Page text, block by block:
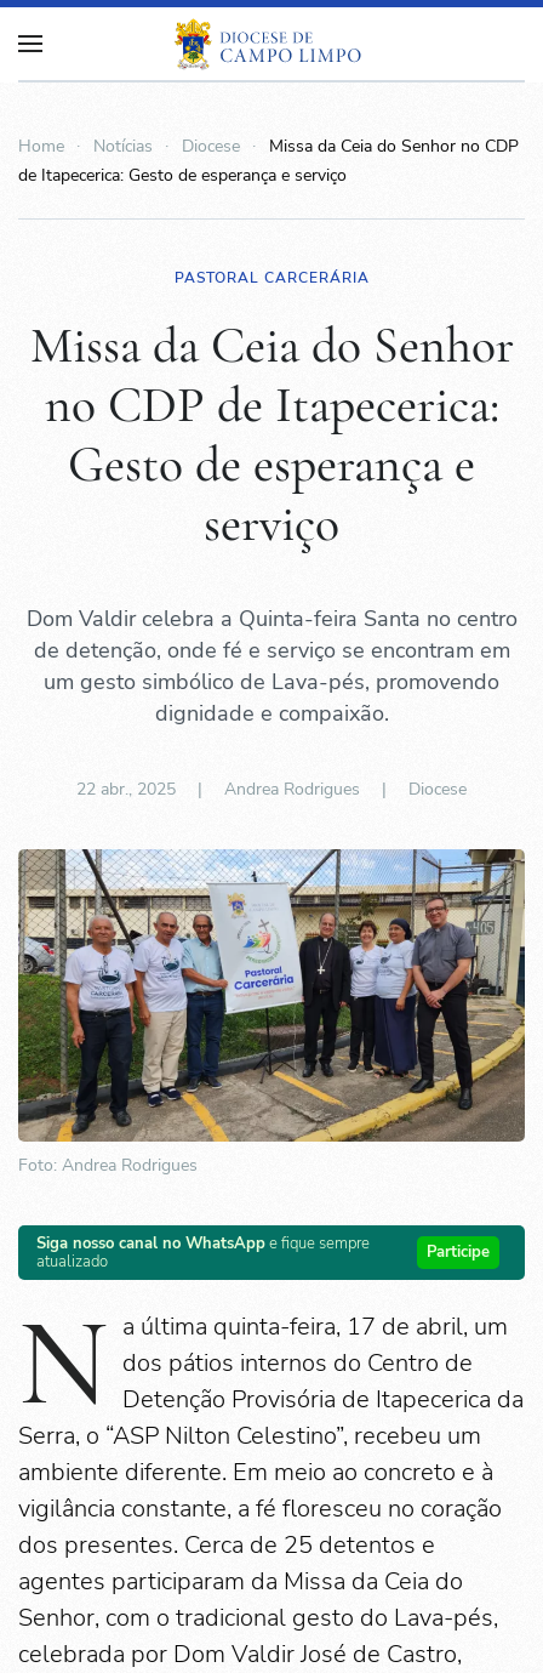
Home Notícias Diocese
Missa da Ceia do Senhor no CDP
de Itapecerica: Gesto de esperança e serviço
PASTORAL CARCERÁRIA
Missa da Ceia do Senhor
no CDP de Itapecerica:
Gesto de esperança e
serviço
Dom Valdir celebra a Quinta-feira Santa no centro
de detenção, onde fé e serviço se encontram em
um gesto simbólico de Lava-pés, promovendo
dignidade e compaixão.
22 abr., 2025 | Andrea Rodrigues | Diocese
Foto: Andrea Rodrigues
Siga nosso canal no WhatsAppe fique sempre
atualizado
Participe
N a última quinta-feira, 17 de abril, um
dos pátios internos do Centro de
Detenção Provisória de Itapecerica da
Serra, o “ASP Nilton Celestino”, recebeu um
ambiente diferente. Em meio ao concreto e à
vigilância constante, a fé floresceu no coração
dos presentes. Cerca de 25 detentos e
agentes participaram da Missa da Ceia do
Senhor, com o tradicional gesto do Lava-pés,
celebrada por Dom Valdir José de Castro,